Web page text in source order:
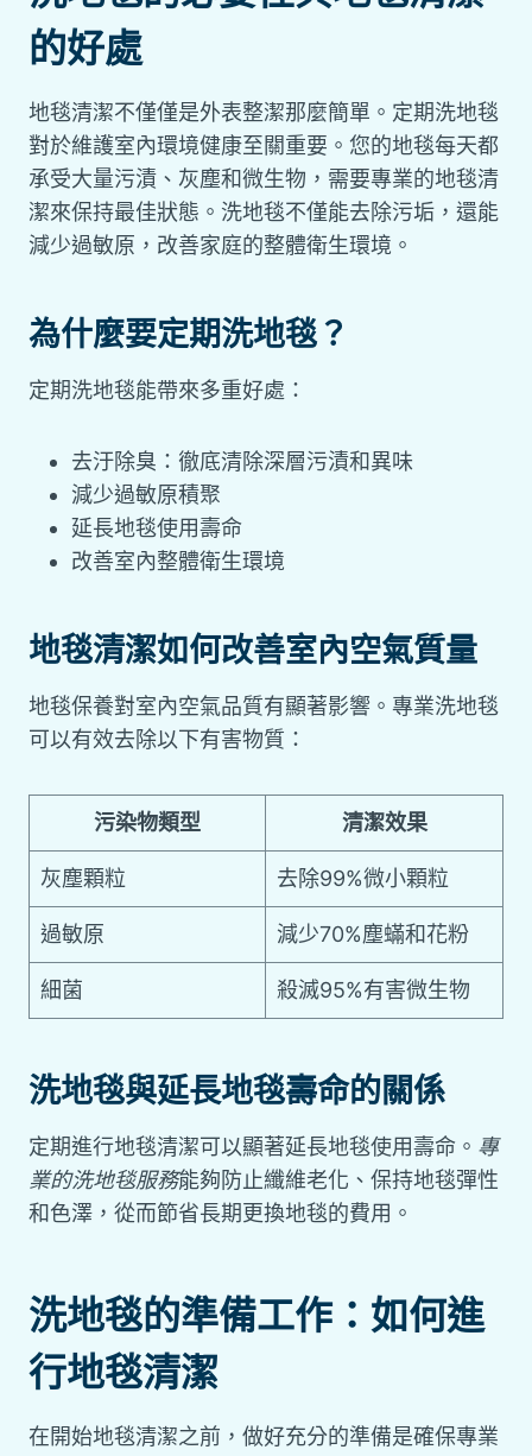
的好處
地毯清潔不僅僅是外表整潔那麼簡單。定期洗地毯
對於維護室內環境健康至關重要。您的地毯每天都
承受大量污漬、灰塵和微生物，需要專業的地毯清
潔來保持最佳狀態。洗地毯不僅能去除污垢，還能
減少過敏原，改善家庭的整體衛生環境。
為什麼要定期洗地毯？
定期洗地毯能帶來多重好處：
去汙除臭：徹底清除深層污漬和異味
減少過敏原積聚
延長地毯使用壽命
改善室內整體衛生環境
地毯清潔如何改善室內空氣質量
地毯保養對室內空氣品質有顯著影響。專業洗地毯
可以有效去除以下有害物質：
污染物類型 清潔效果
灰塵顆粒 去除99%微小顆粒
過敏原 減少70%塵蟎和花粉
細菌 殺滅95%有害微生物
洗地毯與延長地毯壽命的關係
定期進行地毯清潔可以顯著延長地毯使用壽命。 專
業的洗地毯服務能夠防止纖維老化、保持地毯彈性
和色澤，從而節省長期更換地毯的費用。
洗地毯的準備工作：如何進
行地毯清潔
在開始地毯清潔之前，做好充分的準備是確保專業